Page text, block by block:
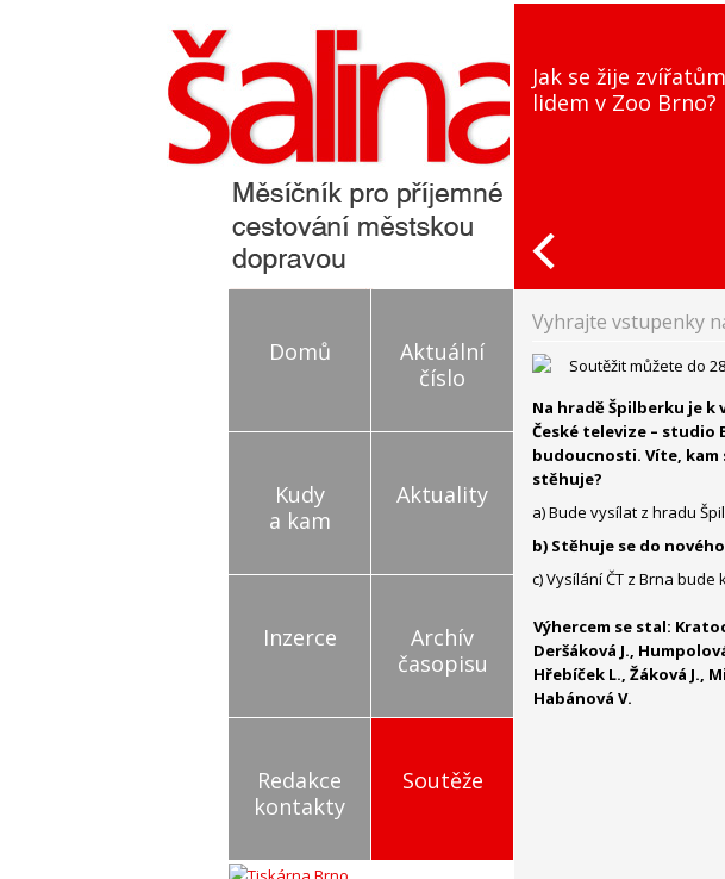
Jak se žije
lidem v Zoo Brno?
Domů
Aktuální
číslo
Kudy
a kam
Aktuality
Inzerce
Archív
časopisu
Redakce
kontakty
Soutěže
Vyhrajte vstupenky
Soutěžit můžete do
Na hradě Špilberku je
České televize – studio
budoucnosti. Víte,
stěhuje?
a) Bude vysílat z hradu
b) Stěhuje se do
c) Vysílání ČT z Brna
Výhercem se stal:
Deršáková J.,
Hřebíček L., Žáková J.,
Habánová V.